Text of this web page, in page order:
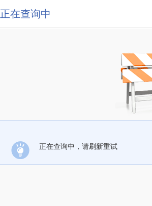
正在查询中
正在查询中，请刷新重试